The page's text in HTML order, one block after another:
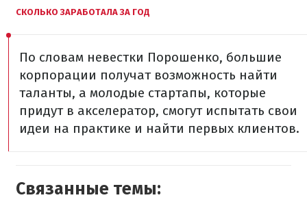
СКОЛЬКО ЗАРАБОТАЛА ЗА ГОД
По словам невестки Порошенко, большие
корпорации получат возможность найти
таланты, а молодые стартапы, которые
придут в акселератор, смогут испытать свои
идеи на практике и найти первых клиентов.
Связанные темы: